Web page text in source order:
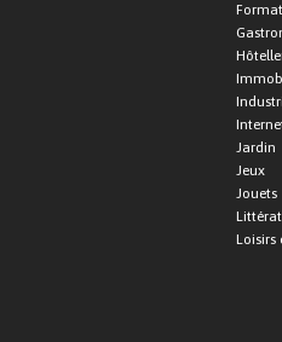
Jardin
Jeux
Jouets
Loisirs